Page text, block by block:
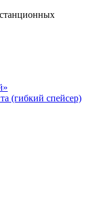
(гибкий спейсер)